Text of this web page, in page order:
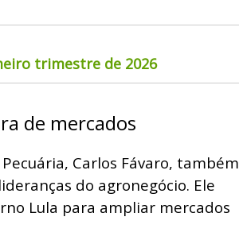
trimestre de 2026
de mercados
Carlos Fávaro, também
do agronegócio. Ele
Lula para ampliar mercados